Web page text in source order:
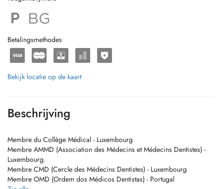
Betalingsmethodes
Bekijk locatie op de kaart
Beschrijving
Membre du Collège Médical - Luxembourg
Membre AMMD (Association des Médecins et Médecins Dentistes) -
Luxembourg.
Membre CMD (Cercle des Médecins Dentistes) - Luxembourg
Membre OMD (Ordem dos Médicos Dentistas) - Portugal